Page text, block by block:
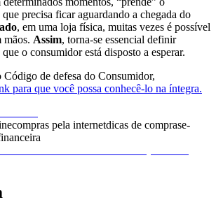
precisa ficar aguardando a chegada do
, em uma loja física, muitas vezes é possível
mãos. Assim, torna-se essencial definir
o consumidor está disposto a esperar.
Código de defesa do Consumidor,
para que você possa conhecê-lo na íntegra.
compras pela internetdicas de comprase-